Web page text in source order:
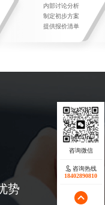
内部讨论分析
制定初步方案
提供报价清单
势
咨询热线
17723342546
咨询热线
18402890810